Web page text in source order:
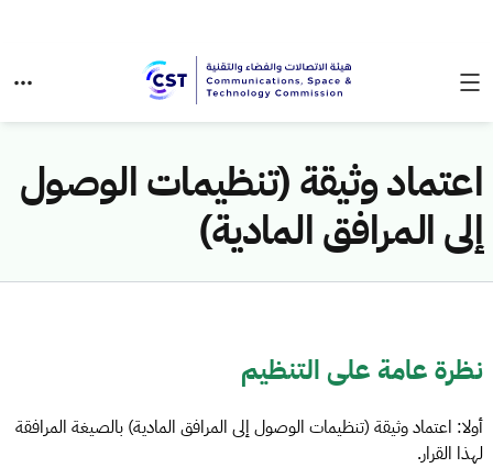
اعتماد وثيقة (تنظيمات الوصول
إلى المرافق المادية)
نظرة عامة على التنظيم
أولا: اعتماد وثيقة (تنظيمات الوصول إلى المرافق المادية) بالصيغة المرافقة
لهذا القرار.